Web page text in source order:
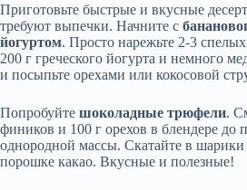
Приготовьте быстрые и вкусные
требуют выпечки. Начните с
йогуртом. Просто нарежьте 2-3
200 г греческого йогурта и немного
и посыпьте орехами или кокосовой
Попробуйте шоколадные трюфели.
фиников и 100 г орехов в блендере до
однородной массы. Скатайте в шарики
порошке какао. Вкусные и полезные!